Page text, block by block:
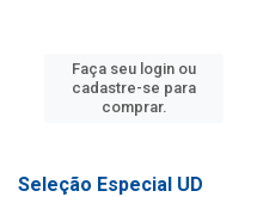
Faça seu login ou
cadastre-se para
comprar.
Seleção Especial UD